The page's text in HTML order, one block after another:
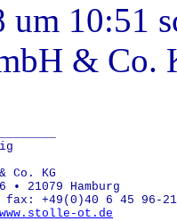
um 10:51
& Co.
Co. KG
• 21079 Hamburg
+49(0)40 6 45 96-
www.stolle-ot.de